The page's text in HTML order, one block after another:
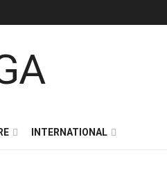
INTERNATIONAL